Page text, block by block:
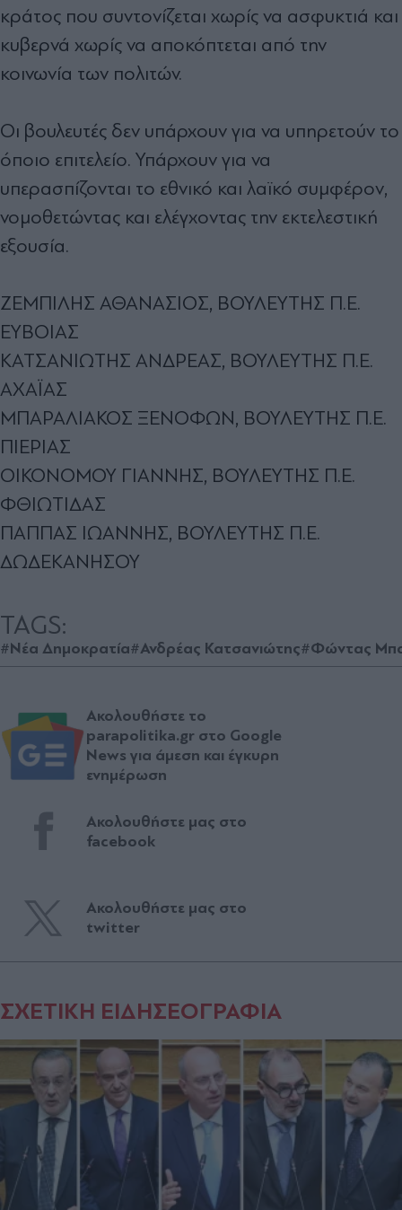
κράτος που συντονίζεται χωρίς να ασφυκτιά και
κυβερνά χωρίς να αποκόπτεται από την
κοινωνία των πολιτών.
Οι βουλευτές δεν υπάρχουν για να υπηρετούν το
όποιο επιτελείο. Υπάρχουν για να
υπερασπίζονται το εθνικό και λαϊκό συμφέρον,
νομοθετώντας και ελέγχοντας την εκτελεστική
εξουσία.
ΖΕΜΠΙΛΗΣ ΑΘΑΝΑΣΙΟΣ, ΒΟΥΛΕΥΤΗΣ Π.Ε.
ΕΥΒΟΙΑΣ
ΚΑΤΣΑΝΙΩΤΗΣ ΑΝΔΡΕΑΣ, ΒΟΥΛΕΥΤΗΣ Π.Ε.
ΑΧΑΪΑΣ
ΜΠΑΡΑΛΙΑΚΟΣ ΞΕΝΟΦΩΝ, ΒΟΥΛΕΥΤΗΣ Π.Ε.
ΠΙΕΡΙΑΣ
ΟΙΚΟΝΟΜΟΥ ΓΙΑΝΝΗΣ, ΒΟΥΛΕΥΤΗΣ Π.Ε.
ΦΘΙΩΤΙΔΑΣ
ΠΑΠΠΑΣ ΙΩΑΝΝΗΣ, ΒΟΥΛΕΥΤΗΣ Π.Ε.
ΔΩΔΕΚΑΝΗΣΟΥ
TAGS:
#Νέα Δημοκρατία#Ανδρέας Κατσανιώτης#Φώντας
Ακολουθήστε το
parapolitika.gr στο Google
News για άμεση και έγκυρη
ενημέρωση
Ακολουθήστε μας στο
facebook
Ακολουθήστε μας στο
twitter
ΣΧΕΤΙΚΗ ΕΙΔΗΣΕΟΓΡΑΦΙΑ